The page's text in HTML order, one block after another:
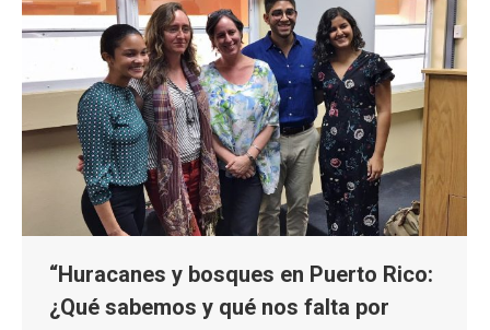
“Huracanes y bosques en Puerto Rico:
¿Qué sabemos y qué nos falta por